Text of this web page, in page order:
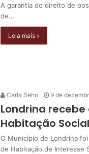
A garantia do direito de
de…
Leia mais »
Carla Sehn 9 de
Londrina
Habitação Social
O Município de Londrina
de Habitação de Interesse